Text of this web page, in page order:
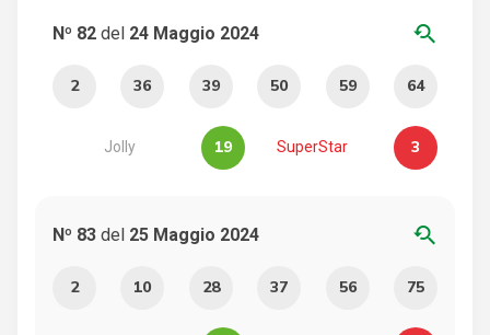
Nº 82 del 24 Maggio 2024 youtube_searched_for
2 36 39 50 59 64
Jolly 19 SuperStar 3
Nº 83 del 25 Maggio 2024 youtube_searched_for
2 10 28 37 56 75